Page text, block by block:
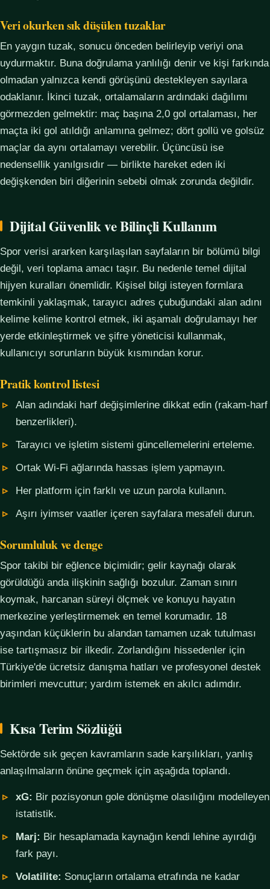
Veri okurken sık düşülen tuzaklar
En yaygın tuzak, sonucu önceden belirleyip veriyi ona
uydurmaktır. Buna doğrulama yanlılığı denir ve kişi farkında
olmadan yalnızca kendi görüşünü destekleyen sayılara
odaklanır. İkinci tuzak, ortalamaların ardındaki dağılımı
görmezden gelmektir: maç başına 2,0 gol ortalaması, her
maçta iki gol atıldığı anlamına gelmez; dört gollü ve golsüz
maçlar da aynı ortalamayı verebilir. Üçüncüsü ise
nedensellik yanılgısıdır — birlikte hareket eden iki
değişkenden biri diğerinin sebebi olmak zorunda değildir.
Dijital Güvenlik ve Bilinçli Kullanım
Spor verisi ararken karşılaşılan sayfaların bir bölümü bilgi
değil, veri toplama amacı taşır. Bu nedenle temel dijital
hijyen kuralları önemlidir. Kişisel bilgi isteyen formlara
temkinli yaklaşmak, tarayıcı adres çubuğundaki alan adını
kelime kelime kontrol etmek, iki aşamalı doğrulamayı her
yerde etkinleştirmek ve şifre yöneticisi kullanmak,
kullanıcıyı sorunların büyük kısmından korur.
Pratik kontrol listesi
Alan adındaki harf değişimlerine dikkat edin (rakam-harf
benzerlikleri).
Tarayıcı ve işletim sistemi güncellemelerini erteleme.
Ortak Wi-Fi ağlarında hassas işlem yapmayın.
Her platform için farklı ve uzun parola kullanın.
Aşırı iyimser vaatler içeren sayfalara mesafeli durun.
Sorumluluk ve denge
Spor takibi bir eğlence biçimidir; gelir kaynağı olarak
görüldüğü anda ilişkinin sağlığı bozulur. Zaman sınırı
koymak, harcanan süreyi ölçmek ve konuyu hayatın
merkezine yerleştirmemek en temel korumadır. 18
yaşından küçüklerin bu alandan tamamen uzak tutulması
ise tartışmasız bir ilkedir. Zorlandığını hissedenler için
Türkiye'de ücretsiz danışma hatları ve profesyonel destek
birimleri mevcuttur; yardım istemek en akılcı adımdır.
Kısa Terim Sözlüğü
Sektörde sık geçen kavramların sade karşılıkları, yanlış
anlaşılmaların önüne geçmek için aşağıda toplandı.
xG: Bir pozisyonun gole dönüşme olasılığını modelleyen
istatistik.
Marj: Bir hesaplamada kaynağın kendi lehine ayırdığı
fark payı.
Volatilite: Sonuçların ortalama etrafında ne kadar